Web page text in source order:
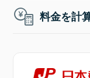
料金を計